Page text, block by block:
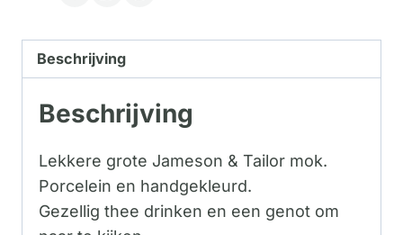
Beschrijving
Beschrijving
Lekkere grote Jameson & Tailor mok.
Porcelein en handgekleurd.
Gezellig thee drinken en een genot om